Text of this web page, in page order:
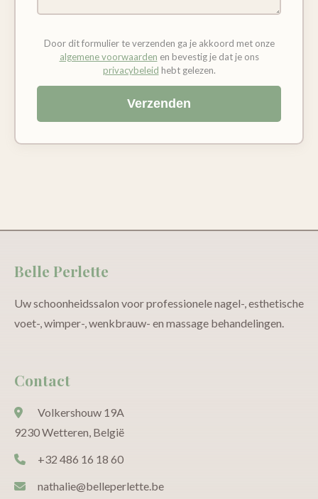
Door dit formulier te verzenden ga je akkoord met onze
algemene voorwaarden en bevestig je dat je ons
privacybeleid hebt gelezen.
Verzenden
Belle Perlette
Uw schoonheidssalon voor professionele nagel-, esthetische
voet-, wimper-, wenkbrauw- en massage behandelingen.
Contact
Volkershouw 19A
9230 Wetteren, België
+32 486 16 18 60
nathalie@belleperlette.be